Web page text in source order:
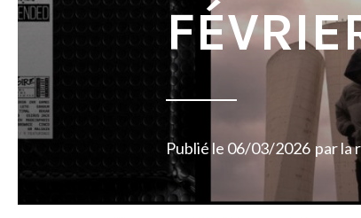
Publié le 06/03/2026 parla